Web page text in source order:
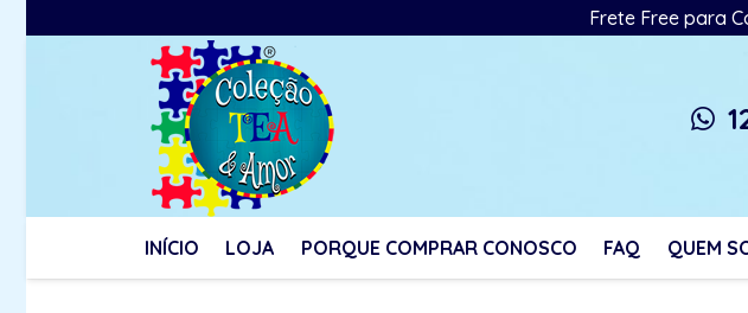
Frete Free para
whatsapp
INÍCIO LOJA PORQUE COMPRAR CONOSCO FAQ QUEM